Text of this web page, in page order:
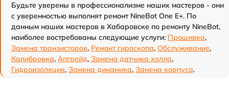
Будьте уверены в профессионализме наших мастеров - они
с уверенностью выполнят ремонт NineBot One E+. По
данным наших мастеров в Хабаровске по ремонту NineBot,
наиболее востребованы следующие услуги: Прошивка,
Замена транзисторов, Ремонт гироскопа, Обслуживание,
Калибровка, Апгрейд, Замена датчика холла,
Гидроизоляция, Замена динамика, Замена корпуса.